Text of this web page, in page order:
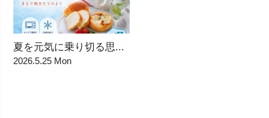
夏を元気に乗り切る思...
2026.5.25 Mon